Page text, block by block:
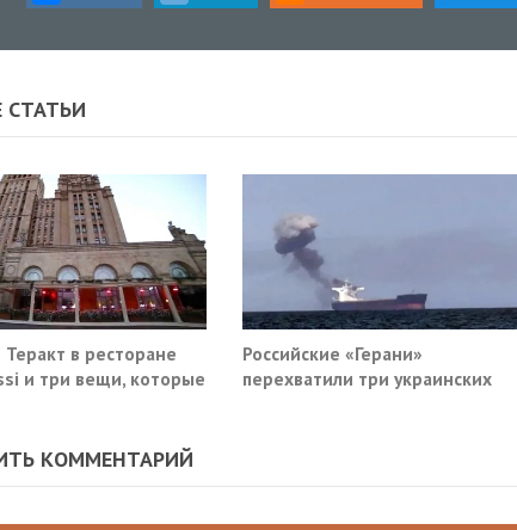
СТАТЬИ
в ресторане
и три вещи, которые
Российские «Герани»
перехватили три украинских
КОММЕНТАРИЙ